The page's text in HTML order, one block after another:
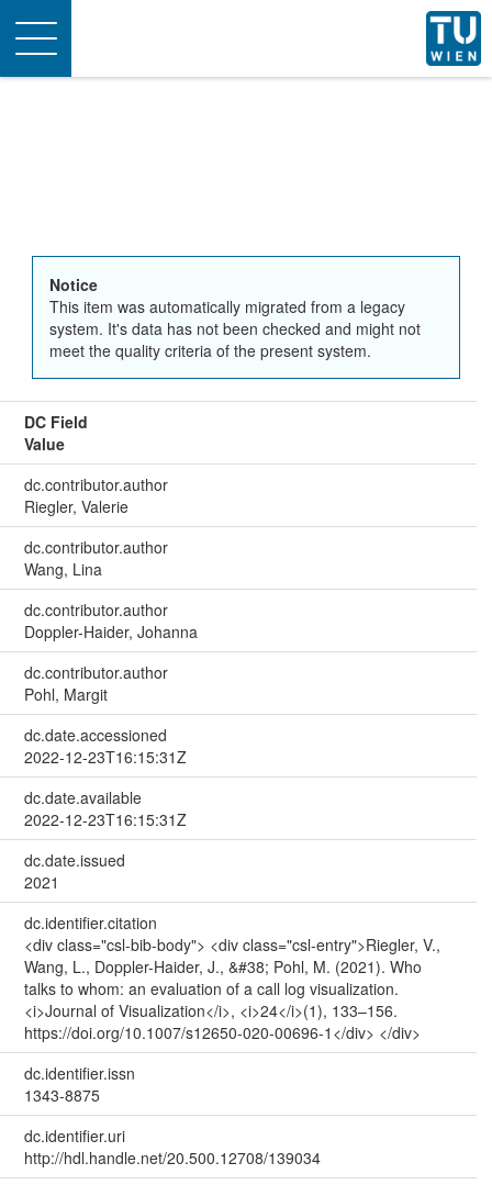
Toggle
navigation
Notice
This item was automatically migrated from a legacy
system. It's data has not been checked and might not
meet the quality criteria of the present system.
DC Field
Value
dc.contributor.author
Riegler, Valerie
dc.contributor.author
Wang, Lina
dc.contributor.author
Doppler-Haider, Johanna
dc.contributor.author
Pohl, Margit
dc.date.accessioned
2022-12-23T16:15:31Z
dc.date.available
2022-12-23T16:15:31Z
dc.date.issued
2021
dc.identifier.citation
<div class="csl-bib-body"> <div class="csl-entry">Riegler, V.,
Wang, L., Doppler-Haider, J., &#38; Pohl, M. (2021). Who
talks to whom: an evaluation of a call log visualization.
<i>Journal of Visualization</i>, <i>24</i>(1), 133–156.
https://doi.org/10.1007/s12650-020-00696-1</div> </div>
dc.identifier.issn
1343-8875
dc.identifier.uri
http://hdl.handle.net/20.500.12708/139034